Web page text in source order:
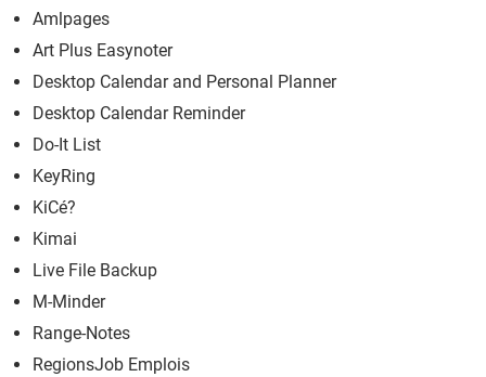
Amlpages
Art Plus Easynoter
Desktop Calendar and Personal Planner
Desktop Calendar Reminder
Do-It List
KeyRing
KiCé?
Kimai
Live File Backup
M-Minder
Range-Notes
RegionsJob Emplois